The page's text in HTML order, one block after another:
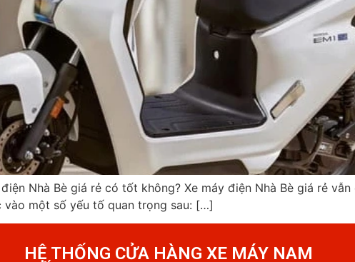
Nhà Bè giá rẻ có tốt không? Xe máy điện Nhà Bè giá rẻ
một số yếu tố quan trọng sau: […]
HỆ THỐNG CỬA HÀNG XE MÁY NAM